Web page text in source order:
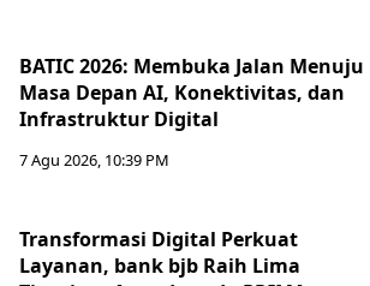
BATIC 2026: Membuka Jalan Menuju
Masa Depan AI, Konektivitas, dan
Infrastruktur Digital
7 Agu 2026, 10:39 PM
Transformasi Digital Perkuat
Layanan, bank bjb Raih Lima